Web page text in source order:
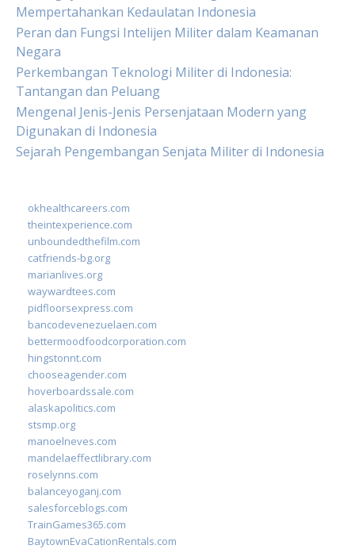
Mempertahankan Kedaulatan Indonesia
Peran dan Fungsi Intelijen Militer dalam Keamanan
Negara
Perkembangan Teknologi Militer di Indonesia:
Tantangan dan Peluang
Mengenal Jenis-Jenis Persenjataan Modern yang
Digunakan di Indonesia
Sejarah Pengembangan Senjata Militer di Indonesia
okhealthcareers.com
theintexperience.com
unboundedthefilm.com
catfriends-bg.org
marianlives.org
waywardtees.com
pidfloorsexpress.com
bancodevenezuelaen.com
bettermoodfoodcorporation.com
hingstonnt.com
chooseagender.com
hoverboardssale.com
alaskapolitics.com
stsmp.org
manoelneves.com
mandelaeffectlibrary.com
roselynns.com
balanceyoganj.com
salesforceblogs.com
TrainGames365.com
BaytownEvaCationRentals.com